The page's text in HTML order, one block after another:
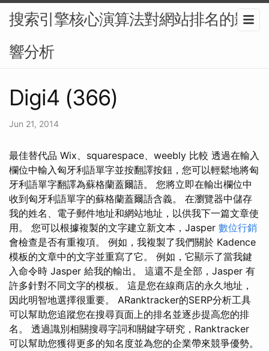
搜索引擎核心演算法對網站排名的影
響分析
Digi4 (366)
Jun 21, 2014
最佳替代品 Wix、squarespace、weebly 比較 透過在輸入
欄位中輸入匈牙利語單字並按翻譯按鈕，您可以輕鬆地將匈
牙利語單字翻譯為蘇格蘭蓋爾語。 您將立即在輸出欄位中
收到匈牙利語單字的蘇格蘭蓋爾語含義。 在瀏覽器中儲存
我的姓名、電子郵件地址和網站地址，以供我下一篇文章使
用。 您可以根據複製的文字建立新文本，Jasper 數位行銷
會檢查是否有重複項。 例如，我複製了我們關於 Kadence
模板的文章中的文字並重寫了它。 例如，它顯示了當我鍵
入命令時 Jasper 給我的輸出。 這還不是全部，Jasper 有
許多針對不同文字的模板。 這是您在線商店的永久地址，
因此明智地選擇很重要。 ARanktracker的SERP分析工具
可以幫助您追蹤您在搜尋頁面上的排名並逐步提高您的排
名。 透過識別相關搜尋字詞和關鍵字研究，Ranktracker
可以幫助您獲得更多的知名度並為您的企業帶來競爭優勢。